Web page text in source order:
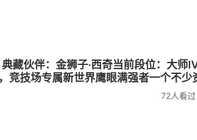
伙伴：金狮子·西奇当前段位：大师
技场专属新世界鹰眼满强者一个不少
号密码，9.3时间到配合换绑，找回包
72人看过